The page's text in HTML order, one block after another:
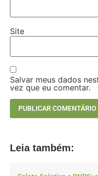
Site
Salvar meus dados
vez que eu comentar.
Leia também: